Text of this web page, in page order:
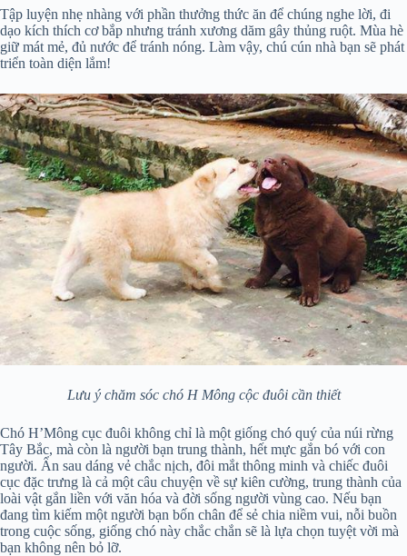
Tập luyện nhẹ nhàng với phần thưởng thức ăn để chúng nghe lời, đi
dạo kích thích cơ bắp nhưng tránh xương dăm gây thủng ruột. Mùa hè
giữ mát mẻ, đủ nước để tránh nóng. Làm vậy, chú cún nhà bạn sẽ phát
triển toàn diện lắm!
Lưu ý chăm sóc chó H Mông cộc đuôi cần thiết
Chó H’Mông cục đuôi không chỉ là một giống chó quý của núi rừng
Tây Bắc, mà còn là người bạn trung thành, hết mực gắn bó với con
người. Ẩn sau dáng vẻ chắc nịch, đôi mắt thông minh và chiếc đuôi
cục đặc trưng là cả một câu chuyện về sự kiên cường, trung thành của
loài vật gắn liền với văn hóa và đời sống người vùng cao. Nếu bạn
đang tìm kiếm một người bạn bốn chân để sẻ chia niềm vui, nỗi buồn
trong cuộc sống, giống chó này chắc chắn sẽ là lựa chọn tuyệt vời mà
bạn không nên bỏ lỡ.